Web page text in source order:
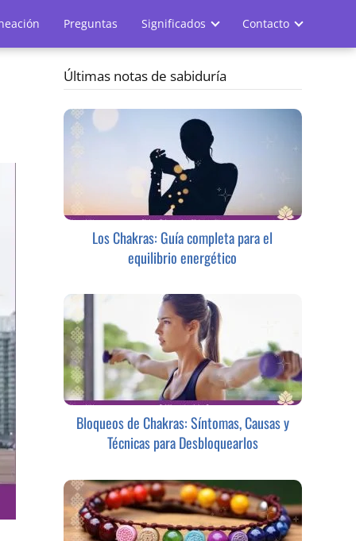
Preguntas Significados Contacto
Últimas notas de sabiduría
Los Chakras: Guía completa para el
equilibrio energético
Bloqueos de Chakras: Síntomas, Causas y
Técnicas para Desbloquearlos